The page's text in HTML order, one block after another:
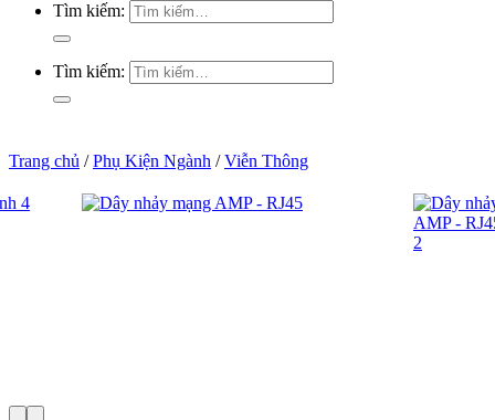
Tìm kiếm:
Tìm kiếm:
Trang chủ / Phụ Kiện Ngành / Viễn Thông